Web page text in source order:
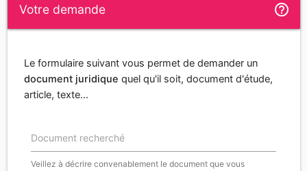
Votre demande help_outline
Le formulaire suivant vous permet de demander un
document juridique quel qu'il soit, document d'étude,
article, texte...
Document recherché
Veillez à décrire convenablement le document que vous